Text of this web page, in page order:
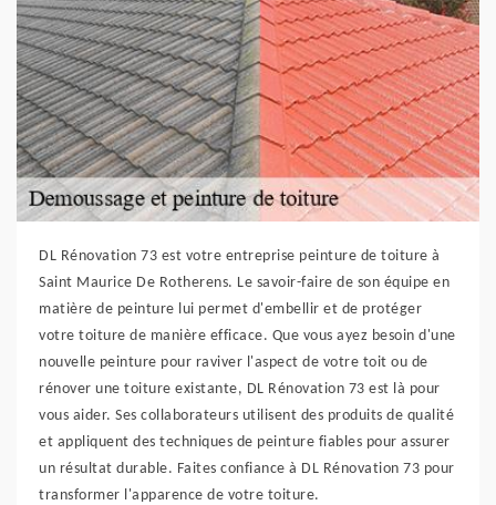
DL Rénovation 73 est votre entreprise peinture de toiture à
Saint Maurice De Rotherens. Le savoir-faire de son équipe en
matière de peinture lui permet d'embellir et de protéger
votre toiture de manière efficace. Que vous ayez besoin d'une
nouvelle peinture pour raviver l'aspect de votre toit ou de
rénover une toiture existante, DL Rénovation 73 est là pour
vous aider. Ses collaborateurs utilisent des produits de qualité
et appliquent des techniques de peinture fiables pour assurer
un résultat durable. Faites confiance à DL Rénovation 73 pour
transformer l'apparence de votre toiture.